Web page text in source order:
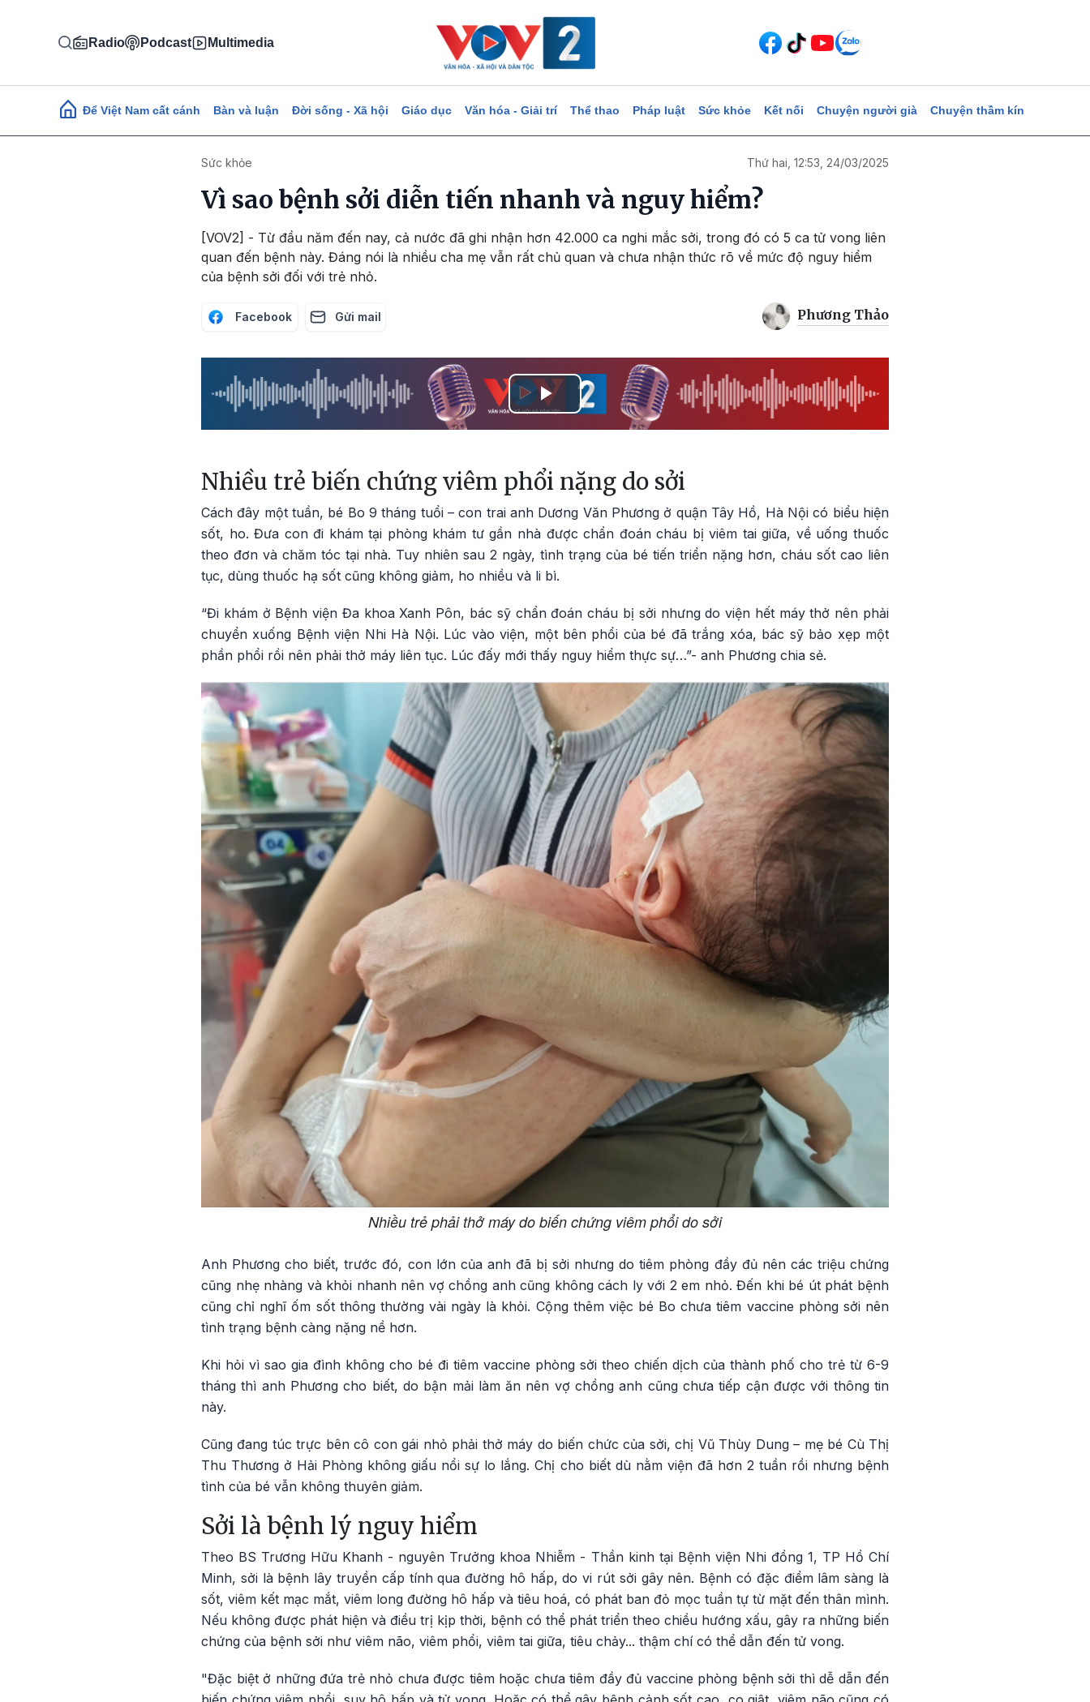
Radio Podcast Multimedia
Main navigation
Để Việt Nam cất cánh Bàn và luận Đời sống - Xã hội Giáo dục Văn hóa - Giải trí Thể thao Pháp luật Sức khỏe Kết nối Chuyện người già Chuyện thầm kín
Sức khỏe Thứ hai, 12:53, 24/03/2025
Vì sao bệnh sởi diễn tiến nhanh và nguy hiểm?
[VOV2] - Từ đầu năm đến nay, cả nước đã ghi nhận hơn 42.000 ca nghi mắc sởi, trong đó có 5 ca tử vong liên
quan đến bệnh này. Đáng nói là nhiều cha mẹ vẫn rất chủ quan và chưa nhận thức rõ về mức độ nguy hiểm
của bệnh sởi đối với trẻ nhỏ.
Facebook Gửi mail Phương Thảo
Play
Nhiều trẻ biến chứng viêm phổi nặng do sởi
Cách đây một tuần, bé Bo 9 tháng tuổi – con trai anh Dương Văn Phương ở quận Tây Hồ, Hà Nội có biểu hiện
sốt, ho. Đưa con đi khám tại phòng khám tư gần nhà được chẩn đoán cháu bị viêm tai giữa, về uống thuốc
theo đơn và chăm tóc tại nhà. Tuy nhiên sau 2 ngày, tình trạng của bé tiến triển nặng hơn, cháu sốt cao liên
tục, dùng thuốc hạ sốt cũng không giảm, ho nhiều và li bì.
“Đi khám ở Bệnh viện Đa khoa Xanh Pôn, bác sỹ chẩn đoán cháu bị sởi nhưng do viện hết máy thở nên phải
chuyển xuống Bệnh viện Nhi Hà Nội. Lúc vào viện, một bên phổi của bé đã trắng xóa, bác sỹ bảo xẹp một
phần phổi rồi nên phải thở máy liên tục. Lúc đấy mới thấy nguy hiểm thực sự…”- anh Phương chia sẻ.
Nhiều trẻ phải thở máy do biến chứng viêm phổi do sởi
Anh Phương cho biết, trước đó, con lớn của anh đã bị sởi nhưng do tiêm phòng đầy đủ nên các triệu chứng
cũng nhẹ nhàng và khỏi nhanh nên vợ chồng anh cũng không cách ly với 2 em nhỏ. Đến khi bé út phát bệnh
cũng chỉ nghĩ ốm sốt thông thường vài ngày là khỏi. Cộng thêm việc bé Bo chưa tiêm vaccine phòng sởi nên
tình trạng bệnh càng nặng nề hơn.
Khi hỏi vì sao gia đình không cho bé đi tiêm vaccine phòng sởi theo chiến dịch của thành phố cho trẻ từ 6-9
tháng thì anh Phương cho biết, do bận mải làm ăn nên vợ chồng anh cũng chưa tiếp cận được với thông tin
này.
Cũng đang túc trực bên cô con gái nhỏ phải thở máy do biến chức của sởi, chị Vũ Thùy Dung – mẹ bé Cù Thị
Thu Thương ở Hải Phòng không giấu nổi sự lo lắng. Chị cho biết dù nằm viện đã hơn 2 tuần rồi nhưng bệnh
tình của bé vẫn không thuyên giảm.
Sởi là bệnh lý nguy hiểm
Theo BS Trương Hữu Khanh - nguyên Trưởng khoa Nhiễm - Thần kinh tại Bệnh viện Nhi đồng 1, TP Hồ Chí
Minh, sởi là bệnh lây truyền cấp tính qua đường hô hấp, do vi rút sởi gây nên. Bệnh có đặc điểm lâm sàng là
sốt, viêm kết mạc mắt, viêm long đường hô hấp và tiêu hoá, có phát ban đỏ mọc tuần tự từ mặt đến thân mình.
Nếu không được phát hiện và điều trị kịp thời, bệnh có thể phát triển theo chiều hướng xấu, gây ra những biến
chứng của bệnh sởi như viêm não, viêm phổi, viêm tai giữa, tiêu chảy... thậm chí có thể dẫn đến tử vong.
"Đặc biệt ở những đứa trẻ nhỏ chưa được tiêm hoặc chưa tiêm đầy đủ vaccine phòng bệnh sởi thì dễ dẫn đến